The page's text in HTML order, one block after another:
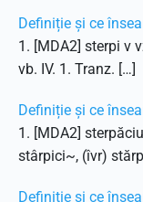
Definiție și ce
1. [MDA2] sterpi v
vb. IV. 1. Tranz. […]
Definiție și ce
1. [MDA2]
stârpici~, (îvr)
Definiție și ce